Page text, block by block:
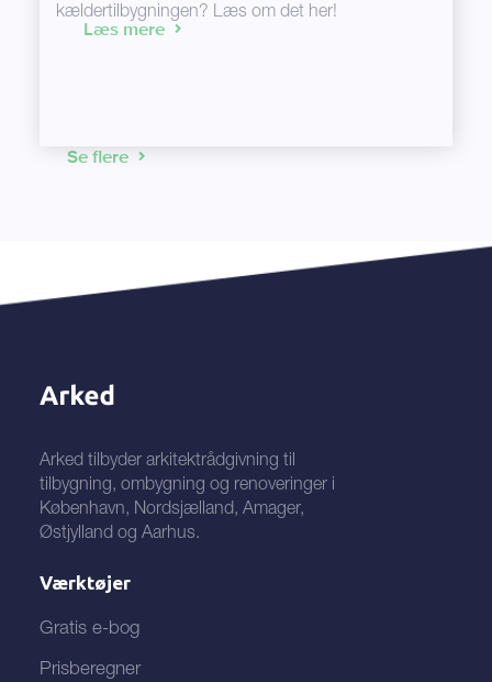
Se flere
kældertilbygningen? Læs om det her!
Læs mere
Arked tilbyder arkitektrådgivning til
tilbygning, ombygning og renoveringer i
København, Nordsjælland, Amager,
Østjylland og Aarhus.
Værktøjer
Gratis e-bog
Prisberegner